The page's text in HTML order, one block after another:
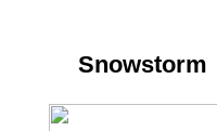
Snowstorm